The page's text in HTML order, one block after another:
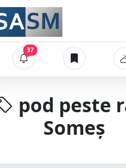
37
pod peste
Someș